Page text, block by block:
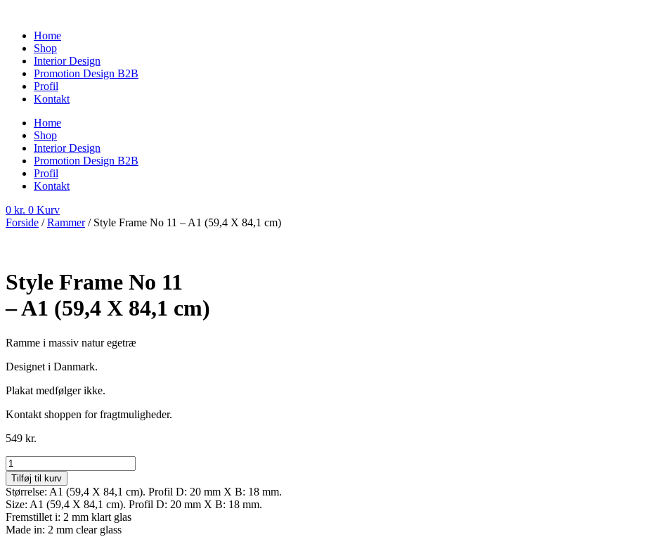
indholdHome
Shop
Interior Design
Promotion Design B2B
Profil
Kontakt
Home
Shop
Interior Design
Promotion Design B2B
Profil
Kontakt
0 kr. 0 Kurv
Forside /Rammer/ Style Frame No 11 – A1 (59,4 X 84,1 cm)
Style Frame No 11
– A1 (59,4 X 84,1 cm)
Ramme i massiv natur egetræ
Designet i Danmark.
Plakat medfølger ikke.
Kontakt shoppen for fragtmuligheder.
549 kr.
Style
Frame
No
11
-
A1
(59,4
Tilføj til kurv
Størrelse: A1 (59,4 X 84,1 cm). Profil D: 20 mm X B: 18 mm.
Size: A1 (59,4 X 84,1 cm). Profil D: 20 mm X B: 18 mm.
Fremstillet i: 2 mm klart glas
Made in: 2 mm clear glass